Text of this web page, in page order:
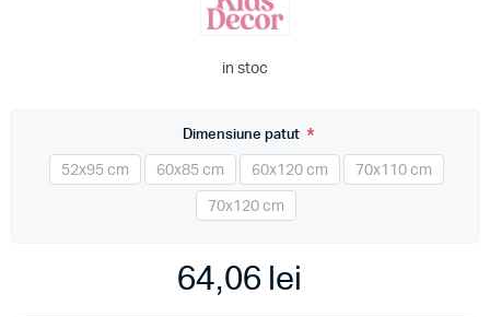
in stoc
Dimensiune patut *
52x95 cm 60x85 cm 60x120 cm 70x110 cm
70x120 cm
64,06 lei